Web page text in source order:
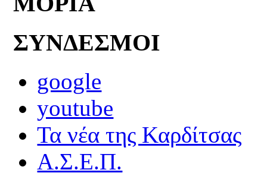
ΣΥΝΔΕΣΜΟΙ
google
youtube
Τα νέα της Καρδίτσας
Α.Σ.Ε.Π.